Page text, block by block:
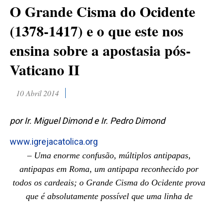
O Grande Cisma do Ocidente
(1378-1417) e o que este nos
ensina sobre a apostasia pós-
Vaticano II
10 Abril 2014
por Ir. Miguel Dimond e Ir. Pedro Dimond
www.igrejacatolica.org
– Uma enorme confusão, múltiplos antipapas,
antipapas em Roma, um antipapa reconhecido por
todos os cardeais; o Grande Cisma do Ocidente prova
que é absolutamente possível que uma linha de